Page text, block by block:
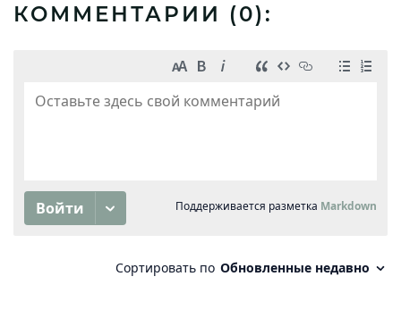
КОММЕНТАРИИ (0):